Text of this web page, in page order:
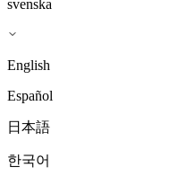
svenska
English
Español
日本語
한국어